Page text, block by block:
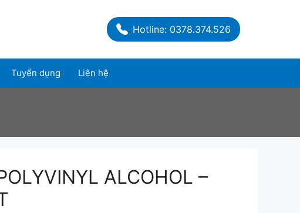
Hotline: 0378.374.526
Tuyển dụng Liên hệ
ALCOHOL –